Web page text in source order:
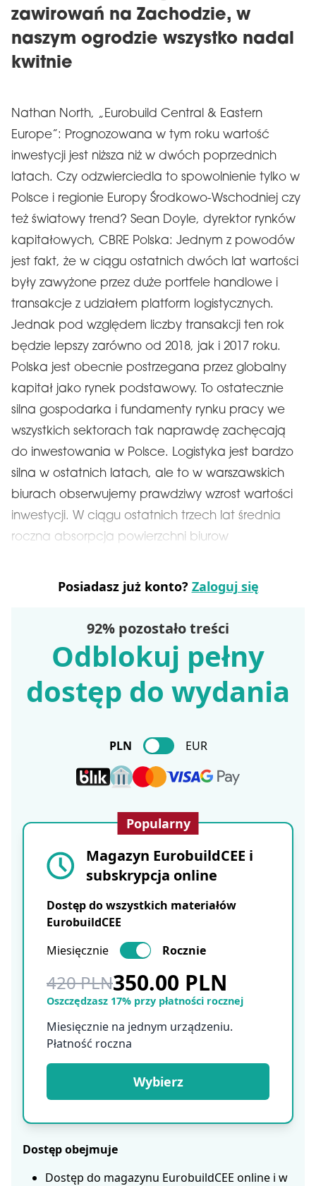
zawirowań na Zachodzie, w
naszym ogrodzie wszystko nadal
kwitnie
Nathan North, „Eurobuild Central & Eastern
Europe”: Prognozowana w tym roku wartość
inwestycji jest niższa niż w dwóch poprzednich
latach. Czy odzwierciedla to spowolnienie tylko w
Polsce i regionie Europy Środkowo-Wschodniej czy
też światowy trend? Sean Doyle, dyrektor rynków
kapitałowych, CBRE Polska: Jednym z powodów
jest fakt, że w ciągu ostatnich dwóch lat wartości
były zawyżone przez duże portfele handlowe i
transakcje z udziałem platform logistycznych.
Jednak pod względem liczby transakcji ten rok
będzie lepszy zarówno od 2018, jak i 2017 roku.
Polska jest obecnie postrzegana przez globalny
kapitał jako rynek podstawowy. To ostatecznie
silna gospodarka i fundamenty rynku pracy we
wszystkich sektorach tak naprawdę zachęcają
do inwestowania w Polsce. Logistyka jest bardzo
silna w ostatnich latach, ale to w warszawskich
biurach obserwujemy prawdziwy wzrost wartości
inwestycji. W ciągu ostatnich trzech lat średnia
roczna absorpcja powierzchni biurow
Posiadasz już konto? Zaloguj się
92% pozostało treści
Odblokuj pełny
dostęp do wydania
PLN EUR
Popularny
Magazyn EurobuildCEE i
subskrypcja online
Dostęp do wszystkich materiałów
EurobuildCEE
Miesięcznie
Rocznie
420 PLN350.00 PLN
Oszczędzasz 17% przy płatności rocznej
Miesięcznie na jednym urządzeniu.
Płatność roczna
Wybierz
Dostęp obejmuje
Dostęp do magazynu EurobuildCEE online i w